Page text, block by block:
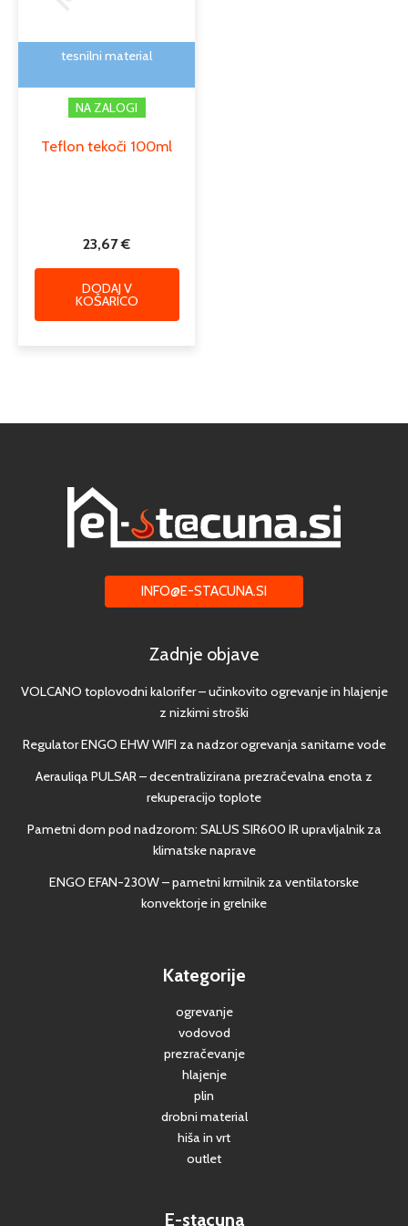
tesnilni material
NA ZALOGI
Teflon tekoči 100ml
23,67€
DODAJ V
KOŠARICO
INFO@E-STACUNA.SI
Zadnje objave
VOLCANO toplovodni kalorifer – učinkovito ogrevanje in hlajenje
z nizkimi stroški
Regulator ENGO EHW WIFI za nadzor ogrevanja sanitarne vode
Aerauliqa PULSAR – decentralizirana prezračevalna enota z
rekuperacijo toplote
Pametni dom pod nadzorom: SALUS SIR600 IR upravljalnik za
klimatske naprave
ENGO EFAN-230W – pametni krmilnik za ventilatorske
konvektorje in grelnike
Kategorije
ogrevanje
vodovod
prezračevanje
hlajenje
plin
drobni material
hiša in vrt
outlet
E-stacuna